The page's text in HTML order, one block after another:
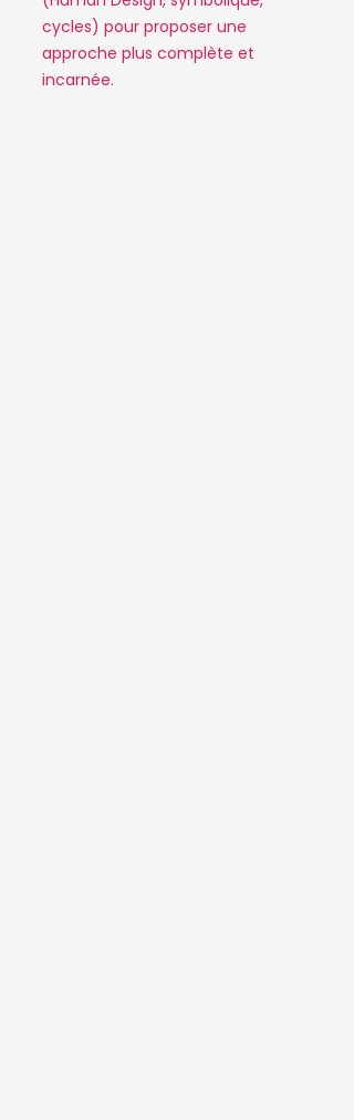
cycles) pour proposer une
approche plus complète et
incarnée.